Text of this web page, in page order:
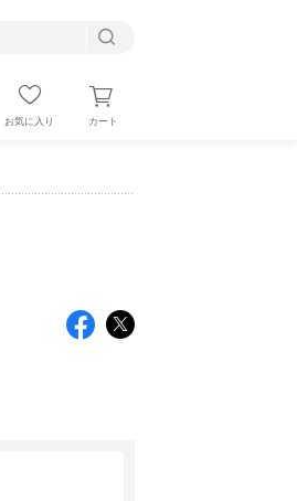
お気に入り カート